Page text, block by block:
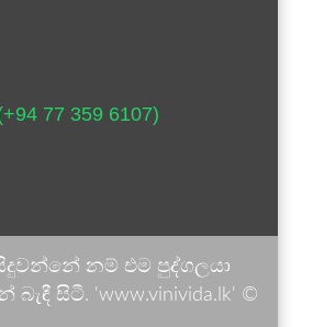
77 359 6107)
නම් එම පුද්ගලයා
සිටී. 'www.vinivida.lk' ©